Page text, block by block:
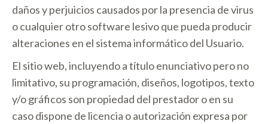
daños y perjuicios causados por la presencia de virus
o cualquier otro software lesivo que pueda producir
alteraciones en el sistema informático del Usuario.
El sitio web, incluyendo a título enunciativo pero no
limitativo, su programación, diseños, logotipos, texto
y/o gráficos son propiedad del prestador o en su
caso dispone de licencia o autorización expresa por